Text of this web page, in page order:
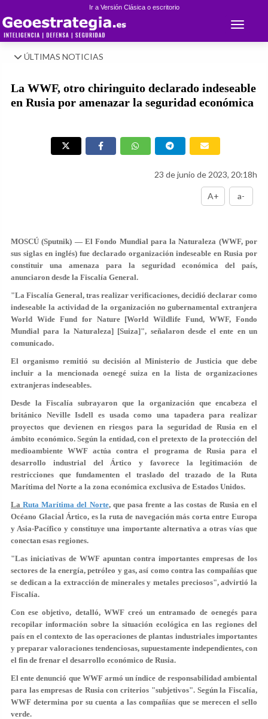
Ir a Versión Clásica o escritorio
Toggle
ÚLTIMAS NOTICIAS
La WWF, otro chiringuito declarado indeseable
en Rusia por amenazar la seguridad económica
23 de junio de 2023, 20:18h
A+ a-
MOSCÚ (Sputnik) — El Fondo Mundial para la Naturaleza (WWF, por
sus siglas en inglés) fue declarado organización indeseable en Rusia por
constituir una amenaza para la seguridad económica del país,
anunciaron desde la Fiscalía General.
"La Fiscalía General, tras realizar verificaciones, decidió declarar como
indeseable la actividad de la organización no gubernamental extranjera
World Wide Fund for Nature [World Wildlife Fund, WWF, Fondo
Mundial para la Naturaleza] [Suiza]", señalaron desde el ente en un
comunicado.
El organismo remitió su decisión al Ministerio de Justicia que debe
incluir a la mencionada oenegé suiza en la lista de organizaciones
extranjeras indeseables.
Desde la Fiscalía subrayaron que la organización que encabeza el
británico Neville Isdell es usada como una tapadera para realizar
proyectos que devienen en riesgos para la seguridad de Rusia en el
ámbito económico. Según la entidad, con el pretexto de la protección del
medioambiente WWF actúa contra el programa de Rusia para el
desarrollo industrial del Ártico y favorece la legitimación de
restricciones que fundamenten el traslado del trazado de la Ruta
Marítima del Norte a la zona económica exclusiva de Estados Unidos.
LaRuta Marítima del Norte, que pasa frente a las costas de Rusia en el
Océano Glacial Ártico, es la ruta de navegación más corta entre Europa
y Asia-Pacífico y constituye una importante alternativa a otras vías que
conectan esas regiones.
"Las iniciativas de WWF apuntan contra importantes empresas de los
sectores de la energía, petróleo y gas, así como contra las compañías que
se dedican a la extracción de minerales y metales preciosos", advirtió la
Fiscalía.
Con ese objetivo, detalló, WWF creó un entramado de oenegés para
recopilar información sobre la situación ecológica en las regiones del
país en el contexto de las operaciones de plantas industriales importantes
y preparar valoraciones tendenciosas, supuestamente independientes, con
el fin de frenar el desarrollo económico de Rusia.
El ente denunció que WWF armó un índice de responsabilidad ambiental
para las empresas de Rusia con criterios "subjetivos". Según la Fiscalía,
WWF determina por su cuenta a las compañías que se merecen el sello
verde.